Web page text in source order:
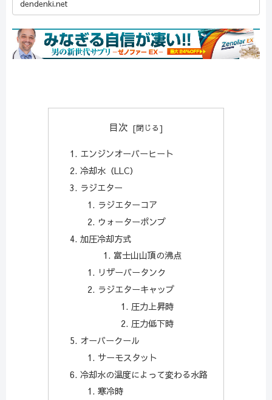
dendenki.net
目次
エンジンオーバーヒート
冷却水（LLC）
ラジエター
ラジエターコア
ウォーターポンプ
加圧冷却方式
富士山山頂の沸点
リザーバータンク
ラジエターキャップ
圧力上昇時
圧力低下時
オーバークール
サーモスタット
冷却水の温度によって変わる水路
寒冷時